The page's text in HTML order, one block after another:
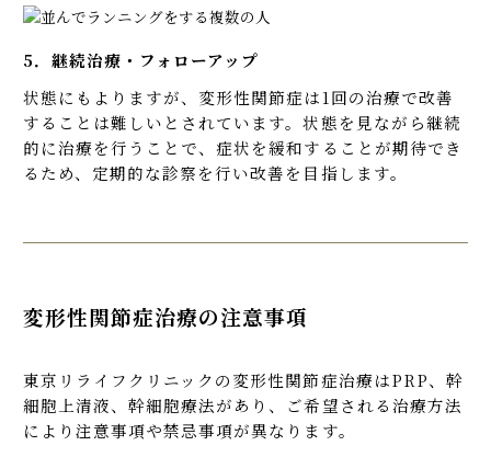
5．継続治療・フォローアップ
状態にもよりますが、変形性関節症は1回の治療で改善
することは難しいとされています。状態を見ながら継続
的に治療を行うことで、症状を緩和することが期待でき
るため、定期的な診察を行い改善を目指します。
変形性関節症治療の注意事項
東京リライフクリニックの変形性関節症治療はPRP、幹
細胞上清液、幹細胞療法があり、ご希望される治療方法
により注意事項や禁忌事項が異なります。